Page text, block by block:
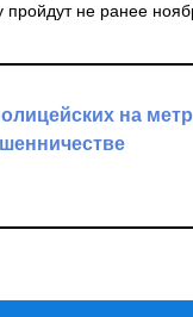
не ранее
на